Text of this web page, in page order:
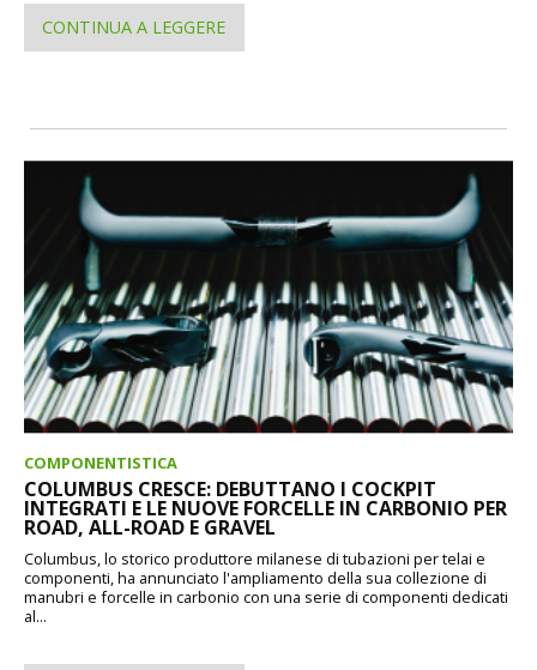
CONTINUA A LEGGERE
COMPONENTISTICA
COLUMBUS CRESCE: DEBUTTANO I COCKPIT
INTEGRATI E LE NUOVE FORCELLE IN CARBONIO PER
ROAD, ALL-ROAD E GRAVEL
Columbus, lo storico produttore milanese di tubazioni per telai e
componenti, ha annunciato l'ampliamento della sua collezione di
manubri e forcelle in carbonio con una serie di componenti dedicati
al...